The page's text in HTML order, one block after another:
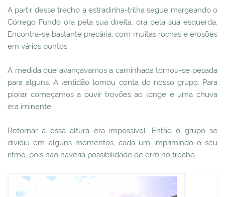
A partir desse trecho a estradinha-trilha segue margeando o
Córrego Fundo ora pela sua direita, ora pela sua esquerda.
Encontra-se bastante precária, com muitas rochas e erosões
em vários pontos.
À medida que avançávamos a caminhada tornou-se pesada
para alguns. A lentidão tomou conta do nosso grupo. Para
piorar começamos a ouvir trovões ao longe e uma chuva
era iminente.
Retornar a essa altura era impossível. Então o grupo se
dividiu em alguns momentos, cada um imprimindo o seu
ritmo, pois não haveria possibilidade de erro no trecho.